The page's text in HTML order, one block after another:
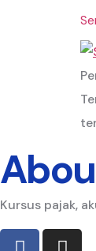
Kursus pajak,